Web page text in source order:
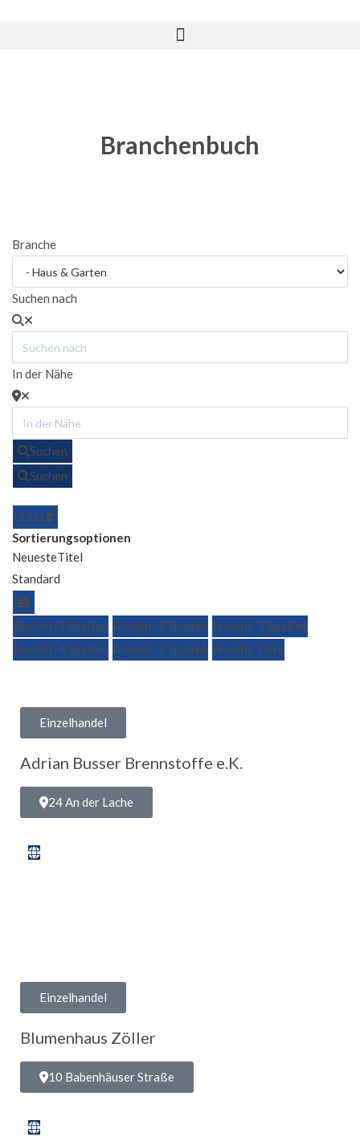
Branchenbuch
Branche
Suchen nach
In der Nähe
Suchen
Suchen
Titel
Sortierungsoptionen
NeuesteTitel
Standard
Ansicht: 1 Spalten Ansicht: 2 Spalten Ansicht: 3 Spalten
Ansicht: 4 Spalten Ansicht: 5 Spalten Ansicht: Liste
Einzelhandel
Adrian Busser Brennstoffe e.K.
24 An der Lache
Einzelhandel
Blumenhaus Zöller
10 Babenhäuser Straße